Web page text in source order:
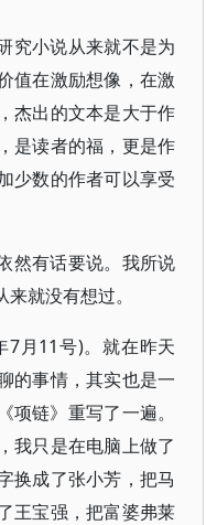
究小说从来就不是为
值在激励想像，在激
杰出的文本是大于作
是读者的福，更是作
少数的作者可以享受
然有话要说。我所说
就没有想过。
7月11号)。就在昨天
的事情，其实也是一
链》重写了一遍。
我只是在电脑上做了
换成了张小芳，把马
王宝强，把富婆弗莱